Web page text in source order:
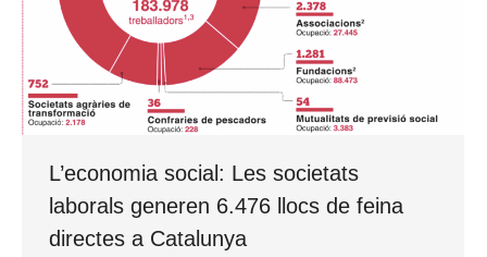
L’economia social: Les societats
laborals generen 6.476 llocs de feina
directes a Catalunya